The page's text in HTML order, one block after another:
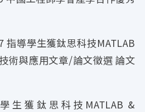
指導學生獲鈦思科技MATLAB
術與應用文章/論文徵選 論文
生獲鈦思科技MATLAB &